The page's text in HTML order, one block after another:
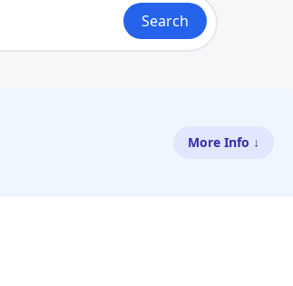
Search
More Info ↓